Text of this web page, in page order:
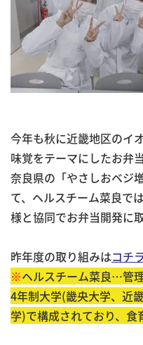
今年も秋に近畿地区のイ
味覚をテーマにしたお弁
奈良県の「やさしおベジ
て、ヘルスチーム菜良で
様と協同でお弁当開発に
昨年度の取り組みはコチラ
※ヘルスチーム菜良…管
4年制大学(畿央大学、近
学)で構成されており、食